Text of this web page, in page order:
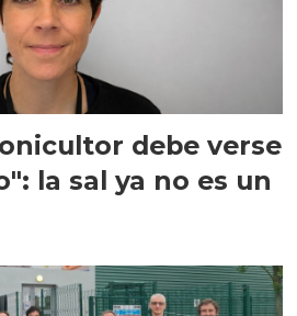
debe verse
la sal ya no es un